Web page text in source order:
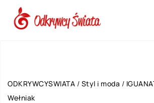
ODKRYWCYSWIATA / Styl i moda /
Wełniak